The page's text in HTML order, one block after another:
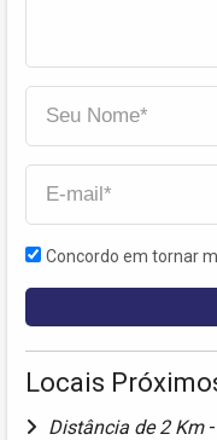
Concordo em tornar
Locais
Distância de 2 Km -